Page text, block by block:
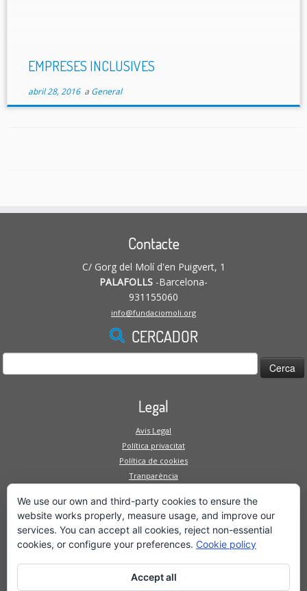
EMPRESES INCLUSIVES
abril 28, 2016a General
Contacte
C/ Gorg del Molí d'en Puigvert, 1
PALAFOLLS -Barcelona-
931155060
info@fundaciomoli.org
CERCADOR
Cerca:
Legal
Avis Legal
Política privacitat
Política de cookies
Tranparència
Mapa Web
Fundació
Projectes
We use our own and third-party cookies to ensure the
website works properly, measure usage, and improve our
services. You can accept all cookies, reject non-essential
cookies, or configure your preferences. Cookie policy
Accept all